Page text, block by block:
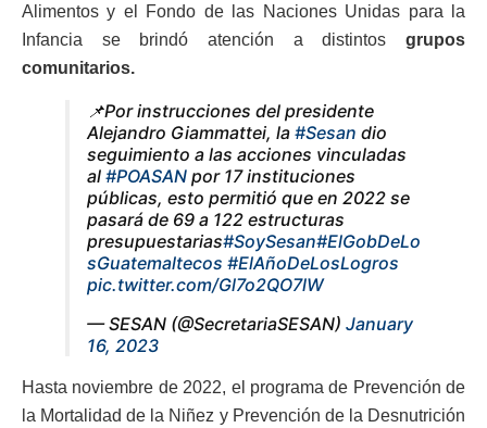
Alimentos y el Fondo de las Naciones Unidas para la
Infancia se brindó atención a distintos grupos
comunitarios.
📌Por instrucciones del presidente
Alejandro Giammattei, la #Sesan dio
seguimiento a las acciones vinculadas
al #POASAN por 17 instituciones
públicas, esto permitió que en 2022 se
pasará de 69 a 122 estructuras
presupuestarias#SoySesan#ElGobDeLo
sGuatemaltecos #ElAñoDeLosLogros
pic.twitter.com/Gl7o2QO7lW
— SESAN (@SecretariaSESAN) January
16, 2023
Hasta noviembre de 2022, el programa de Prevención de
la Mortalidad de la Niñez y Prevención de la Desnutrición